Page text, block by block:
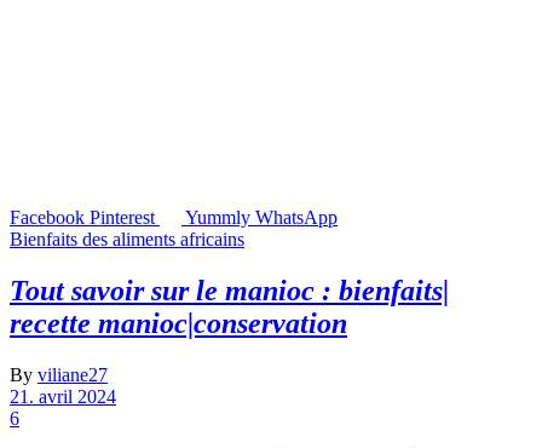
Facebook Pinterest Yummly WhatsApp
Bienfaits des aliments africains
Tout savoir sur le manioc : bienfaits|
recette manioc|conservation
By viliane27
21. avril 2024
6